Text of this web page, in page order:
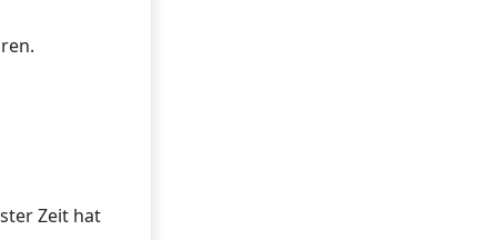
Zeit hat